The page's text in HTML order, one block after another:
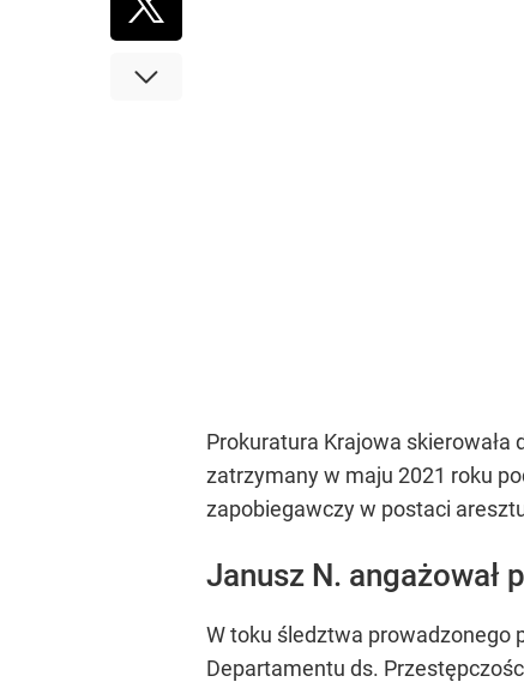
Prokuratura Krajowa
zatrzymany w maju 2021 roku
zapobiegawczy w postaci
Janusz N. angażował
W toku śledztwa prowadzonego
Departamentu ds.